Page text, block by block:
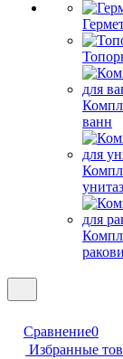
ванн
Сравнение0
Избранные